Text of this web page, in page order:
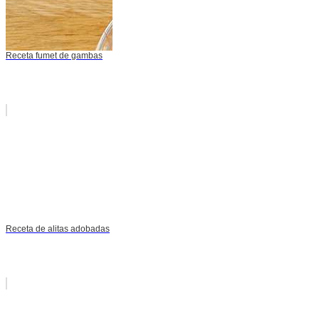
Receta fumet de gambas
Receta de alitas adobadas